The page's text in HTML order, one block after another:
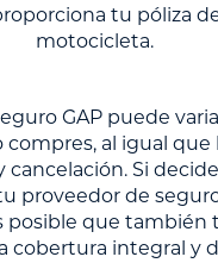
tu póliza
motocicleta.
GAP puede
compres, al igual que
cancelación. Si
proveedor de
posible que también
cobertura integral y